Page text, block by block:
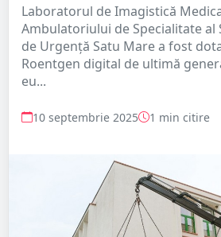
Laboratorul de Imagistică
Ambulatoriului de Specialitate al
de Urgență Satu Mare a fost
Roentgen digital de ultimă
eu...
10 septembrie 2025 1 min citire